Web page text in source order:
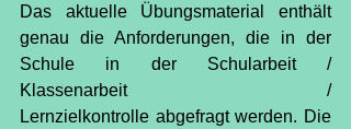
Das aktuelle Übungsmaterial enthält
genau die Anforderungen, die in der
Schule in der Schularbeit /
Klassenarbeit /
Lernzielkontrolle abgefragt werden. Die